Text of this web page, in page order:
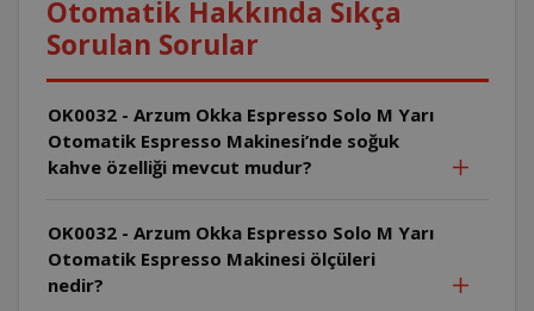
Otomatik Hakkında Sıkça
Sorulan Sorular
OK0032 - Arzum Okka Espresso Solo M Yarı
Otomatik Espresso Makinesi’nde soğuk
kahve özelliği mevcut mudur?
OK0032 - Arzum Okka Espresso Solo M Yarı
Otomatik Espresso Makinesi ölçüleri
nedir?